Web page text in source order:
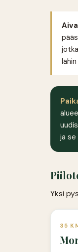
ja se
Yksi
35